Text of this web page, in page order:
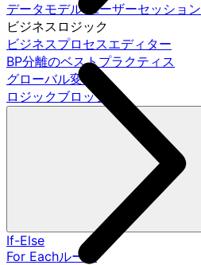
データモデル ユーザーセッション
ビジネスロジック
ビジネスプロセスエディター
BP分離のベストプラクティス
グローバル変数
ロジックブロック
If-Else
For Eachループ